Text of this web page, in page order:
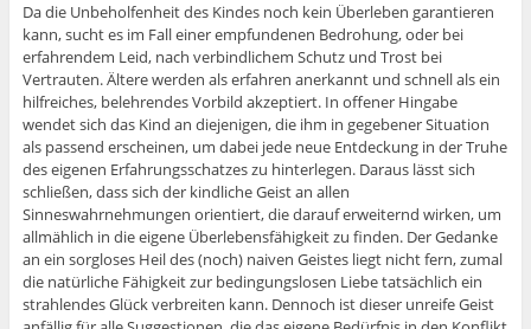
Da die Unbeholfenheit des Kindes noch kein Überleben garantieren
kann, sucht es im Fall einer empfundenen Bedrohung, oder bei
erfahrendem Leid, nach verbindlichem Schutz und Trost bei
Vertrauten. Ältere werden als erfahren anerkannt und schnell als ein
hilfreiches, belehrendes Vorbild akzeptiert. In offener Hingabe
wendet sich das Kind an diejenigen, die ihm in gegebener Situation
als passend erscheinen, um dabei jede neue Entdeckung in der Truhe
des eigenen Erfahrungsschatzes zu hinterlegen. Daraus lässt sich
schließen, dass sich der kindliche Geist an allen
Sinneswahrnehmungen orientiert, die darauf erweiternd wirken, um
allmählich in die eigene Überlebensfähigkeit zu finden. Der Gedanke
an ein sorgloses Heil des (noch) naiven Geistes liegt nicht fern, zumal
die natürliche Fähigkeit zur bedingungslosen Liebe tatsächlich ein
strahlendes Glück verbreiten kann. Dennoch ist dieser unreife Geist